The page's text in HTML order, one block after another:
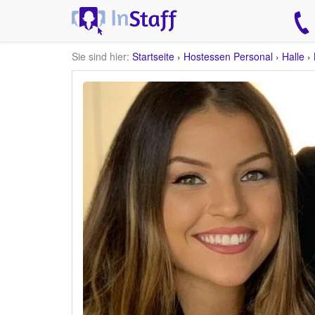
Sie sind hier: Startseite › Hostessen Personal › Halle ›